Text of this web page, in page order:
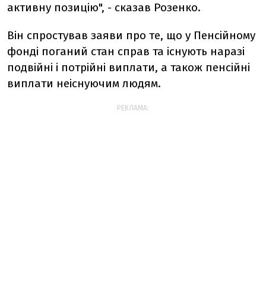
активну позицію", - сказав Розенко.
Він спростував заяви про те, що у Пенсійному
фонді поганий стан справ та існують наразі
подвійні і потрійні виплати, а також пенсійні
виплати неіснуючим людям.
РЕКЛАМА: